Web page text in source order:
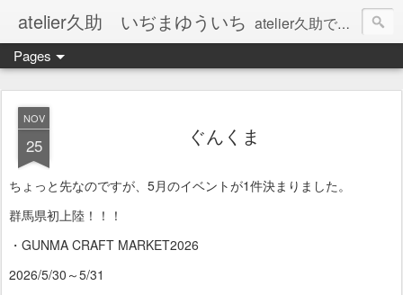
atelier久助 いぢまゆういち atelier久助では土と火から暖かなモノたちを生み出しています。 ご覧になられた方が和んで頂ければ幸いです。
Pages
NOV
25 ぐんくま
ちょっと先なのですが、5月のイベントが1件決まりました。
群馬県初上陸！！！
・GUNMA CRAFT MARKET2026
2026/5/30～5/31